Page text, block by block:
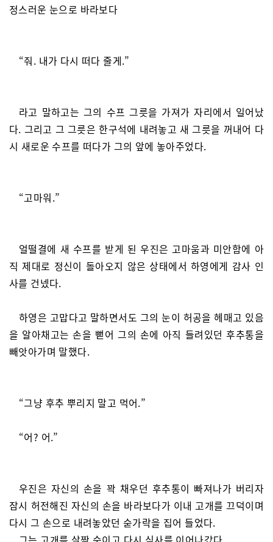
정스러운 눈으로 바라보다
“줘. 내가 다시 떠다 줄게.”
라고 말하고는 그의 수프 그릇을 가져가 자리에서 일어났
다. 그리고 그 그릇은 한구석에 내려놓고 새 그릇을 꺼내어 다
시 새로운 수프를 떠다가 그의 앞에 놓아주었다.
“고마워.”
얼떨결에 새 수프를 받게 된 우진은 고마움과 미안함에 아
직 제대로 정신이 돌아오지 않은 상태에서 하영에게 감사 인
사를 건넸다.
하영은 고맙다고 말하면서도 그의 눈이 허공을 헤매고 있음
을 알아채고는 손을 뻗어 그의 손에 아직 들려있던 후추통을
빼앗아가며 말했다.
“그냥 후추 뿌리지 말고 먹어.”
“어? 어.”
우진은 자신의 손을 꽉 채우던 후추통이 빠져나가 버리자
잠시 허전해진 자신의 손을 바라보다가 이내 고개를 끄덕이며
다시 그 손으로 내려놓았던 숟가락을 집어 들었다.